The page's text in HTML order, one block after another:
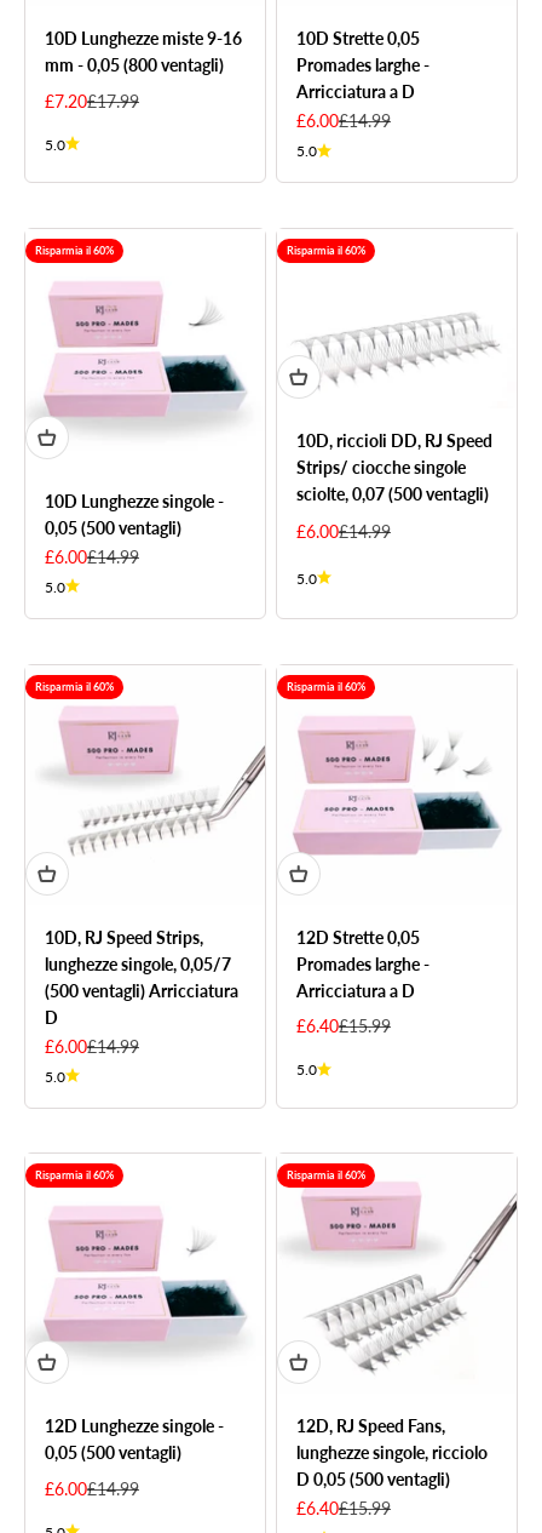
10D Lunghezze miste 9-16
mm - 0,05 (800 ventagli)
Sale price
£7.20Regular price
£17.99
5.0
10D Strette 0,05
Promades larghe -
Arricciatura a D
Sale price
£6.00Regular price
£14.99
5.0
Risparmia il 60%
10D Lunghezze singole -
0,05 (500 ventagli)
Sale price
£6.00Regular price
£14.99
5.0
Risparmia il 60%
10D, riccioli DD, RJ Speed
Strips/ ciocche singole
sciolte, 0,07 (500 ventagli)
Sale price
£6.00Regular price
£14.99
5.0
Risparmia il 60%
10D, RJ Speed Strips,
lunghezze singole, 0,05/7
(500 ventagli) Arricciatura
D
Sale price
£6.00Regular price
£14.99
5.0
Risparmia il 60%
12D Strette 0,05
Promades larghe -
Arricciatura a D
Sale price
£6.40Regular price
£15.99
5.0
Risparmia il 60%
12D Lunghezze singole -
0,05 (500 ventagli)
Sale price
£6.00Regular price
£14.99
Risparmia il 60%
12D, RJ Speed Fans,
lunghezze singole, ricciolo
D 0,05 (500 ventagli)
Sale price
£6.40Regular price
£15.99